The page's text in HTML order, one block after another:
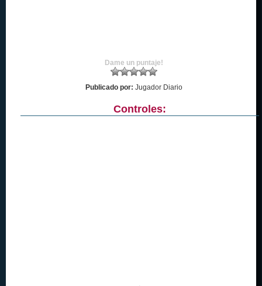
Dame un puntaje!
Publicado por: Jugador Diario
Controles: